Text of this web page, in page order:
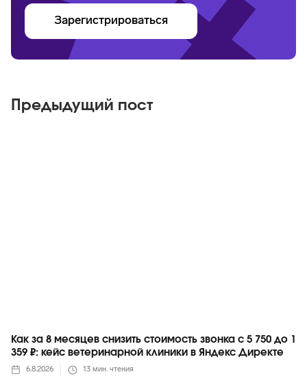
Зарегистрироваться
Предыдущий пост
Как за 8 месяцев снизить стоимость звонка с 5 750 до 1
359 ₽: кейс ветеринарной клиники в Яндекс Директе
6.8.2026 13 мин. чтения